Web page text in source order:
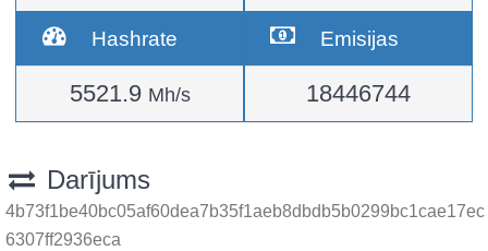
Hashrate
5521.9 Mh/s
Emisijas
18446744
Darījums
4b73f1be40bc05af60dea7b35f1aeb8dbdb5b0299bc1cae17ec
6307ff2936eca